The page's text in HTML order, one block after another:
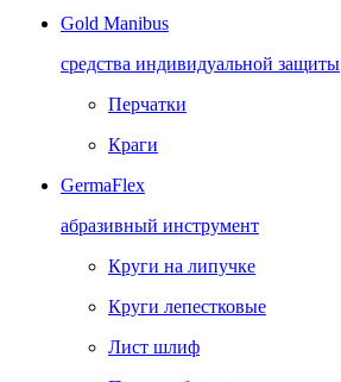
Gold Manibus
средства индивидуальной защиты
Перчатки
Краги
GermaFlex
абразивный инструмент
Круги на липучке
Круги лепестковые
Лист шлиф